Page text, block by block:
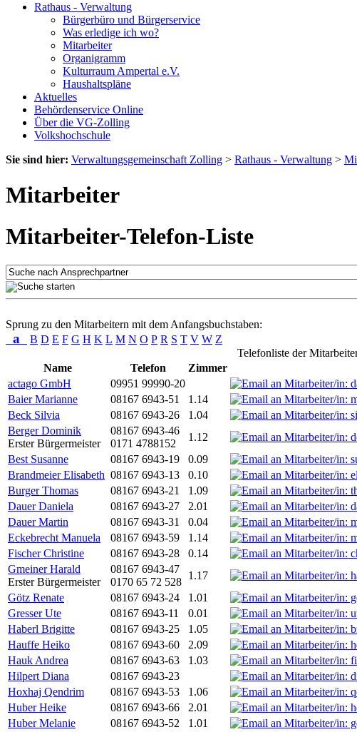
Rathaus - Verwaltung
Bürgerbüro und Bürgerservice
Was erledige ich wo?
Mitarbeiter
Organigramm
Kulturraum Ampertal e.V.
Haushaltspläne
Aktuelles
Behördenservice Online
Über die VG-Zolling
Volkshochschule
Sie sind hier: Verwaltungsgemeinschaft Zolling > Rathaus - Verwaltung >
Mitarbeiter
Mitarbeiter-Telefon-Liste
Sprung zu den Mitarbeitern mit dem Anfangsbuchstaben:
a B D E F G H K L M N O P R S T V W Z
Telefonliste der
Name
Telefon Zimmer
actago GmbH
09951 99990-20
Baier Marianne
08167 6943-51 1.14
Beck Silvia
08167 6943-26 1.04
Berger Dominik
Erster Bürgermeister
08167 6943-46
0171 4788152
1.12
Best Susanne
08167 6943-19 0.09
Brandmeier Elisabeth 08167 6943-13 0.10
Burger Thomas
08167 6943-21 1.09
Dauer Daniela
08167 6943-27 2.01
Dauer Martin
08167 6943-31 0.04
Eckebrecht Manuela
08167 6943-59 1.14
Fischer Christine
08167 6943-28 0.14
Gmeiner Harald
Erster Bürgermeister
08167 6943-47
0170 65 72 528
1.17
Götz Renate
08167 6943-24 1.01
Gresser Ute
08167 6943-11 0.01
Haberl Brigitte
08167 6943-25 1.05
Hauffe Heiko
08167 6943-60 2.09
Hauk Andrea
08167 6943-63 1.03
Hilpert Diana
08167 6943-23
Hoxhaj Qendrim
08167 6943-53 1.06
Huber Heike
08167 6943-66 2.01
Huber Melanie
08167 6943-52 1.01